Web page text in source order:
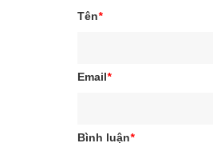
Tên*
Email*
Bình luận*